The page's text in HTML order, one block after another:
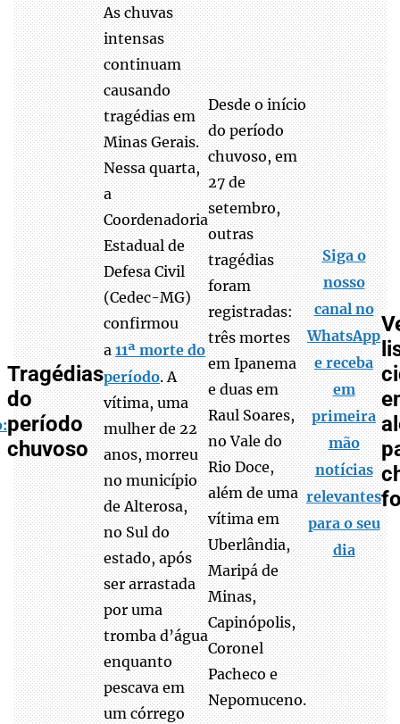
Tragédias
do
período
chuvoso
As chuvas
intensas
continuam
causando
tragédias em
Minas Gerais.
Nessa quarta,
a
Coordenadoria
Estadual de
Defesa Civil
(Cedec-MG)
confirmou
a11ª morte do
período. A
vítima, uma
mulher de 22
anos, morreu
no município
de Alterosa,
no Sul do
estado, após
ser arrastada
por uma
tromba d’água
enquanto
pescava em
um córrego
Desde o início
do período
chuvoso, em
27 de
setembro,
outras
tragédias
foram
registradas:
três mortes
em Ipanema
e duas em
Raul Soares,
no Vale do
Rio Doce,
além de uma
vítima em
Uberlândia,
Maripá de
Minas,
Capinópolis,
Coronel
Pacheco e
Nepomuceno.
Siga o
nosso
canal no
WhatsApp
e receba
em
primeira
mão
notícias
relevantes
para o seu
dia